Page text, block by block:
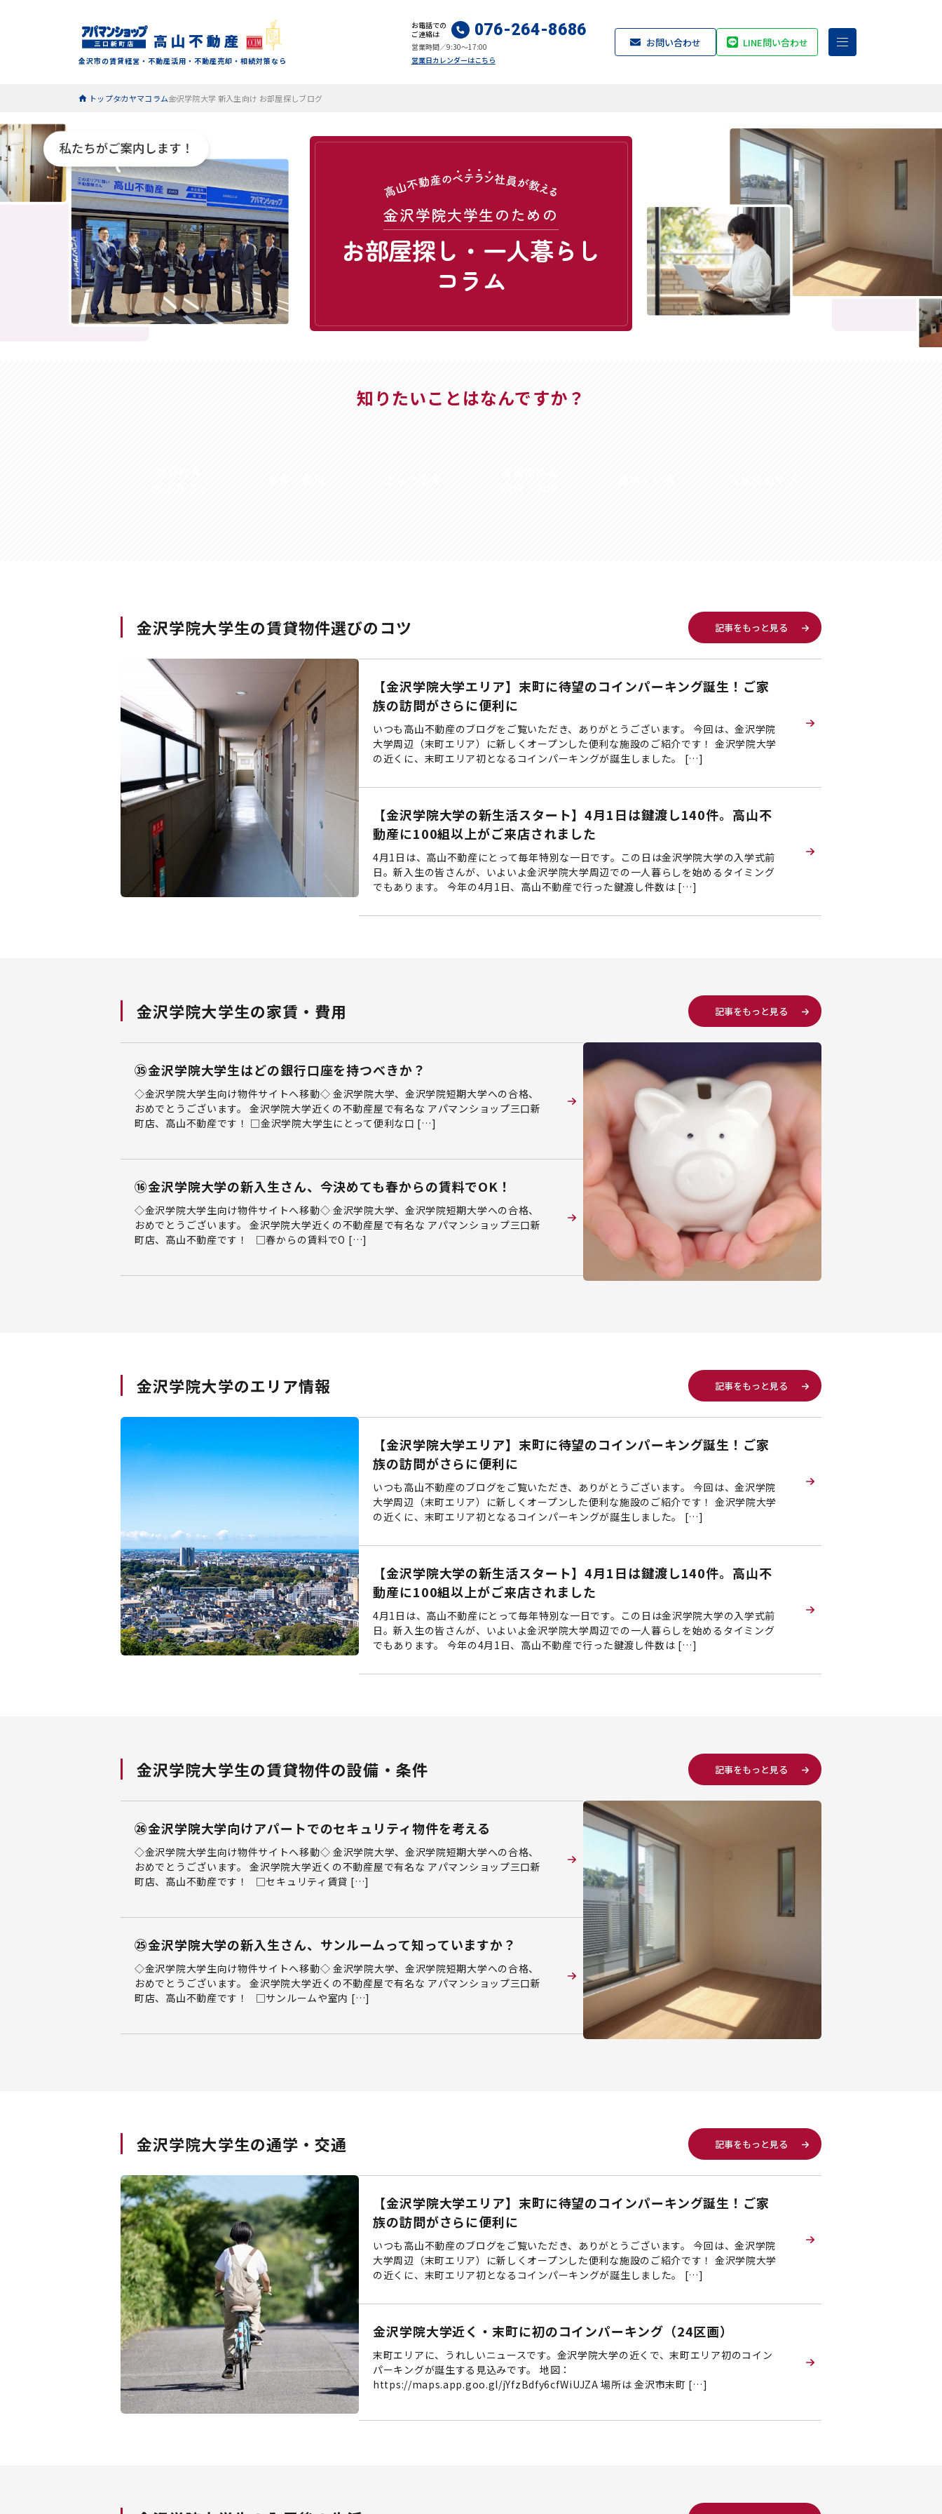
金沢市の賃貸経営・不動産活用・不動産売却・相続対策なら
お電話での
ご連絡は
076-264-8686
営業時間／9:30～17:00
営業日カレンダーはこちら
お問い合わせ LINE問い合わせ
トップタカヤマコラム金沢学院大学 新入生向け お部屋探しブログ
金沢学院大学生のための
お部屋探し・一人暮らし
コラム
知りたいことはなんですか？
金沢学院大学生の賃貸物件選びのコツ
【金沢学院大学エリア】末町に待望のコインパーキング誕生！ご家
族の訪問がさらに便利に
いつも高山不動産のブログをご覧いただき、ありがとうございます。 今回は、金沢学院
大学周辺（末町エリア）に新しくオープンした便利な施設のご紹介です！ 金沢学院大学
の近くに、末町エリア初となるコインパーキングが誕生しました。 […]
【金沢学院大学の新生活スタート】4月1日は鍵渡し140件。高山不
動産に100組以上がご来店されました
4月1日は、高山不動産にとって毎年特別な一日です。この日は金沢学院大学の入学式前
日。新入生の皆さんが、いよいよ金沢学院大学周辺での一人暮らしを始めるタイミング
でもあります。 今年の4月1日、高山不動産で行った鍵渡し件数は […]
記事をもっと見る
金沢学院大学生の家賃・費用
㉟金沢学院大学生はどの銀行口座を持つべきか？
◇金沢学院大学生向け物件サイトへ移動◇ 金沢学院大学、金沢学院短期大学への合格、
おめでとうございます。 金沢学院大学近くの不動産屋で有名な アパマンショップ三口新
町店、高山不動産です！ □金沢学院大学生にとって便利な口 […]
⑯金沢学院大学の新入生さん、今決めても春からの賃料でOK！
◇金沢学院大学生向け物件サイトへ移動◇ 金沢学院大学、金沢学院短期大学への合格、
おめでとうございます。 金沢学院大学近くの不動産屋で有名な アパマンショップ三口新
町店、高山不動産です！ □春からの賃料でO […]
記事をもっと見る
金沢学院大学のエリア情報
【金沢学院大学エリア】末町に待望のコインパーキング誕生！ご家
族の訪問がさらに便利に
いつも高山不動産のブログをご覧いただき、ありがとうございます。 今回は、金沢学院
大学周辺（末町エリア）に新しくオープンした便利な施設のご紹介です！ 金沢学院大学
の近くに、末町エリア初となるコインパーキングが誕生しました。 […]
【金沢学院大学の新生活スタート】4月1日は鍵渡し140件。高山不
動産に100組以上がご来店されました
4月1日は、高山不動産にとって毎年特別な一日です。この日は金沢学院大学の入学式前
日。新入生の皆さんが、いよいよ金沢学院大学周辺での一人暮らしを始めるタイミング
でもあります。 今年の4月1日、高山不動産で行った鍵渡し件数は […]
記事をもっと見る
金沢学院大学生の賃貸物件の設備・条件
㉖金沢学院大学向けアパートでのセキュリティ物件を考える
◇金沢学院大学生向け物件サイトへ移動◇ 金沢学院大学、金沢学院短期大学への合格、
おめでとうございます。 金沢学院大学近くの不動産屋で有名な アパマンショップ三口新
町店、高山不動産です！ □セキュリティ賃貸 […]
㉕金沢学院大学の新入生さん、サンルームって知っていますか？
◇金沢学院大学生向け物件サイトへ移動◇ 金沢学院大学、金沢学院短期大学への合格、
おめでとうございます。 金沢学院大学近くの不動産屋で有名な アパマンショップ三口新
町店、高山不動産です！ □サンルームや室内 […]
記事をもっと見る
金沢学院大学生の通学・交通
【金沢学院大学エリア】末町に待望のコインパーキング誕生！ご家
族の訪問がさらに便利に
いつも高山不動産のブログをご覧いただき、ありがとうございます。 今回は、金沢学院
大学周辺（末町エリア）に新しくオープンした便利な施設のご紹介です！ 金沢学院大学
の近くに、末町エリア初となるコインパーキングが誕生しました。 […]
金沢学院大学近く・末町に初のコインパーキング（24区画）
末町エリアに、うれしいニュースです。金沢学院大学の近くで、末町エリア初のコイン
パーキングが誕生する見込みです。 地図：
https://maps.app.goo.gl/jYfzBdfy6cfWiUJZA 場所は 金沢市末町 […]
記事をもっと見る